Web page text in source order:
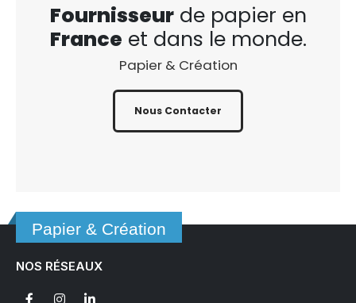
Fournisseurde papier en
France et dans le monde.
Papier & Création
Nous Contacter
Papier & Création
NOS RÉSEAUX